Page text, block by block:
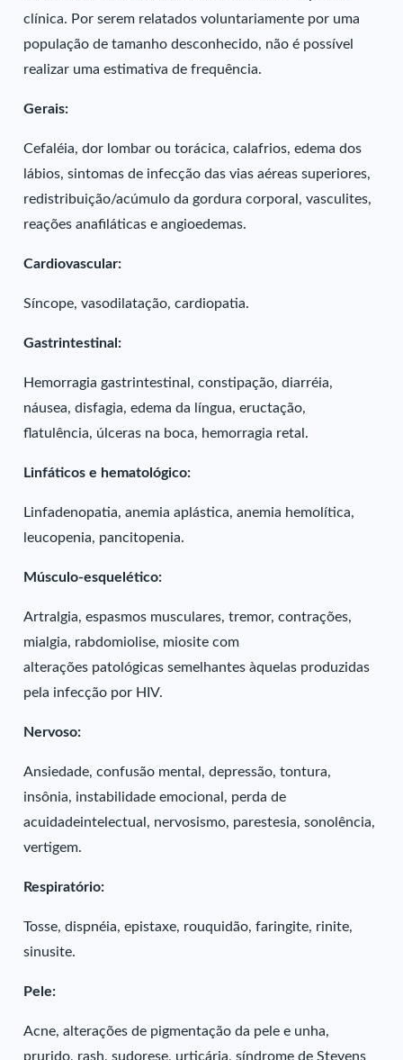
clínica. Por serem relatados voluntariamente por uma
população de tamanho desconhecido, não é possível
realizar uma estimativa de frequência.
Gerais:
Cefaléia, dor lombar ou torácica, calafrios, edema dos
lábios, sintomas de infecção das vias aéreas superiores,
redistribuição/acúmulo da gordura corporal, vasculites,
reações anafiláticas e angioedemas.
Cardiovascular:
Síncope, vasodilatação, cardiopatia.
Gastrintestinal:
Hemorragia gastrintestinal, constipação, diarréia,
náusea, disfagia, edema da língua, eructação,
flatulência, úlceras na boca, hemorragia retal.
Linfáticos e hematológico:
Linfadenopatia, anemia aplástica, anemia hemolítica,
leucopenia, pancitopenia.
Músculo-esquelético:
Artralgia, espasmos musculares, tremor, contrações,
mialgia, rabdomiolise, miosite com
alterações patológicas semelhantes àquelas produzidas
pela infecção por HIV.
Nervoso:
Ansiedade, confusão mental, depressão, tontura,
insônia, instabilidade emocional, perda de
acuidadeintelectual, nervosismo, parestesia, sonolência,
vertigem.
Respiratório:
Tosse, dispnéia, epistaxe, rouquidão, faringite, rinite,
sinusite.
Pele:
Acne, alterações de pigmentação da pele e unha,
prurido, rash, sudorese, urticária, síndrome de Stevens